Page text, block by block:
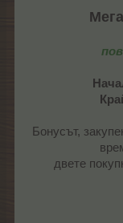
Бонусът,
двете